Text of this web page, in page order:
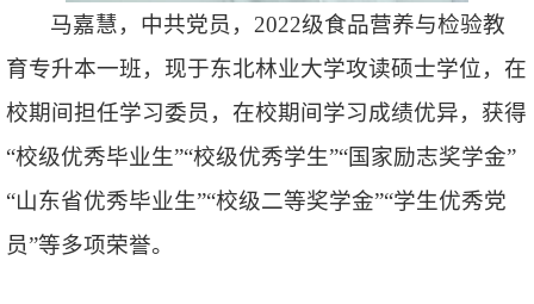
马嘉慧，中共党员，2022级食品营养与检验教
育专升本一班，现于东北林业大学攻读硕士学位，在
校期间担任学习委员，在校期间学习成绩优异，获得
“校级优秀毕业生”“校级优秀学生”“国家励志奖学金”
“山东省优秀毕业生”“校级二等奖学金”“学生优秀党
员”等多项荣誉。